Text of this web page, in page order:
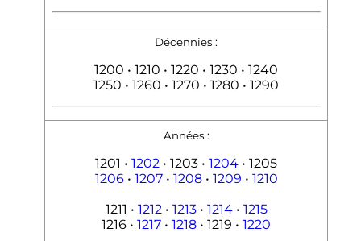
Décennies :
1200 • 1210 • 1220 • 1230 • 1240
1250 • 1260 • 1270 • 1280 • 1290
Années :
1201 •1202 • 1203 •1204 • 1205
1206• 1207• 1208• 1209 • 1210
1211 • 1212 • 1213• 1214• 1215
1216 •1217 •1218 • 1219 •1220